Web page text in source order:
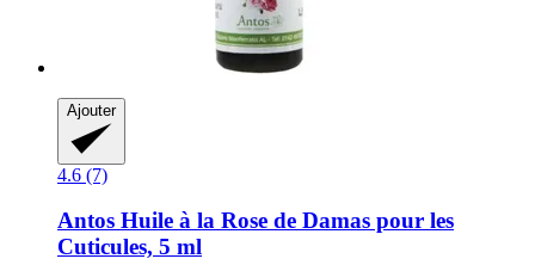
Ajouter
4.6 (7)
Antos Huile à la Rose de Damas pour les
Cuticules, 5 ml